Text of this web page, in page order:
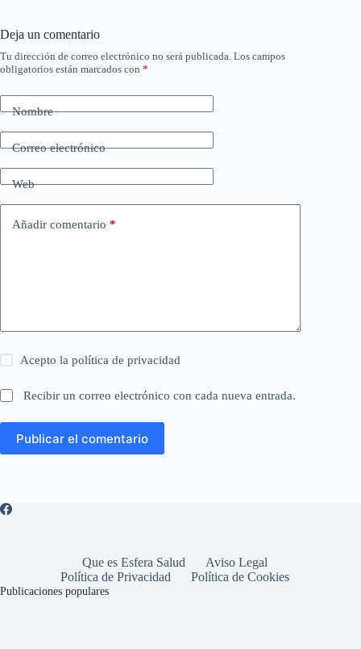
Deja un comentario
Tu dirección de correo electrónico no será publicada. Los campos
obligatorios están marcados con *
Nombre
Correo electrónico
Web
Añadir comentario *
Acepto lapolítica de privacidad
Recibir un correo electrónico con cada nueva entrada.
Publicar el comentario
Que es Esfera Salud
Aviso Legal
Política de Privacidad
Política de Cookies
Publicaciones populares